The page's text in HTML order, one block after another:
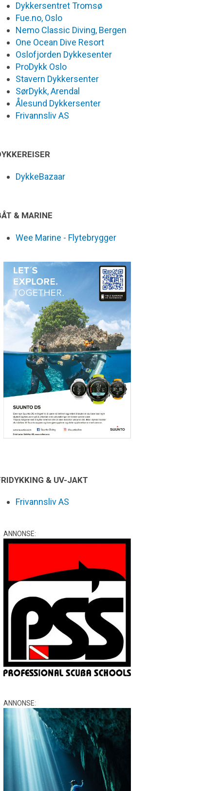
Dykkersentret Tromsø
Fue.no, Oslo
Nemo Classic Diving, Bergen
One Ocean Dive Resort
Oslofjorden Dykkesenter
ProDykk Oslo
Stavern Dykkersenter
SørDykk, Arendal
Ålesund Dykkersenter
Frivannsliv AS
DykkeBazaar
& MARINE
Wee Marine - Flytebrygger
& UV-JAKT
Frivannsliv AS
ANNONSE:
ANNONSE: